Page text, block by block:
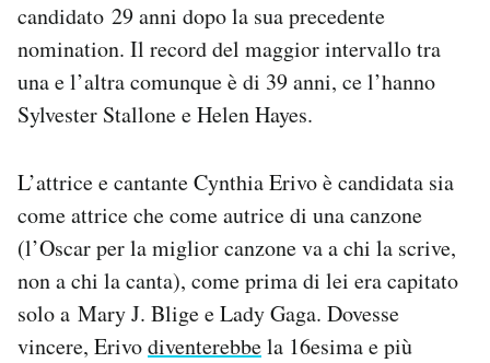
candidato 29 anni dopo la sua precedente
nomination. Il record del maggior intervallo tra
una e l’altra comunque è di 39 anni, ce l’hanno
Sylvester Stallone e Helen Hayes.
L’attrice e cantante Cynthia Erivo è candidata sia
come attrice che come autrice di una canzone
(l’Oscar per la miglior canzone va a chi la scrive,
non a chi la canta), come prima di lei era capitato
solo a Mary J. Blige e Lady Gaga. Dovesse
vincere, Erivodiventerebbela 16esima e più